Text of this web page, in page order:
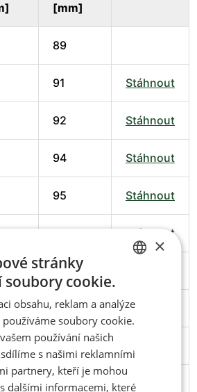
[mm]
89
91 Stáhnout
92 Stáhnout
94 Stáhnout
95 Stáhnout
98 Stáhnout
102
102 Stáhnout
103
106 Stáhnout
ENGLISH
×
stránky
soubory cookie.
obsahu, reklam a analýze
soubory cookie.
používání našich
s našimi reklamními
partnery, kteří je mohou
dalšími informacemi, které